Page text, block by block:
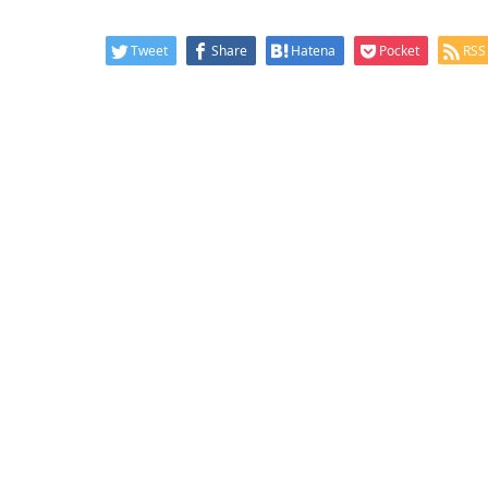
Tweet Share Hatena Pocket RSS